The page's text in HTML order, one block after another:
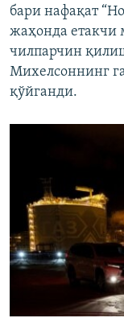
бари нафақат
жаҳонда етакчи
чилпарчин
Михелсоннинг
қўйганди.